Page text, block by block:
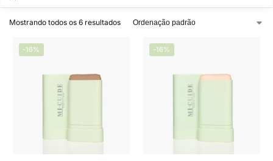
Mostrando todos os 6 resultados
-16% -16%